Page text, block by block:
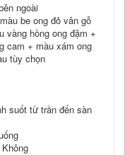
ngoài
be ong đỏ vân gỗ
vàng hồng ong đậm +
cam + màu xám ong
tùy chọn
suốt từ trần đến sàn